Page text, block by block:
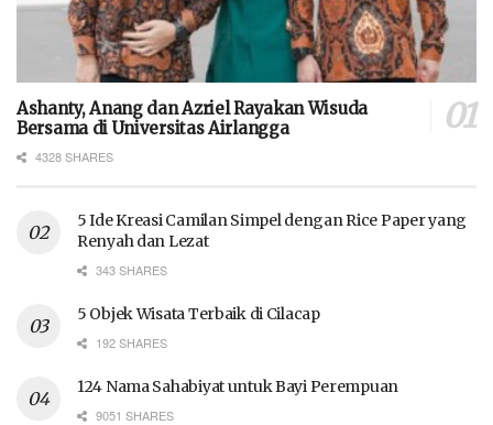
Ashanty, Anang dan Azriel Rayakan Wisuda
Bersama di Universitas Airlangga
4328 SHARES
5 Ide Kreasi Camilan Simpel dengan Rice Paper yang
Renyah dan Lezat
343 SHARES
5 Objek Wisata Terbaik di Cilacap
192 SHARES
124 Nama Sahabiyat untuk Bayi Perempuan
9051 SHARES